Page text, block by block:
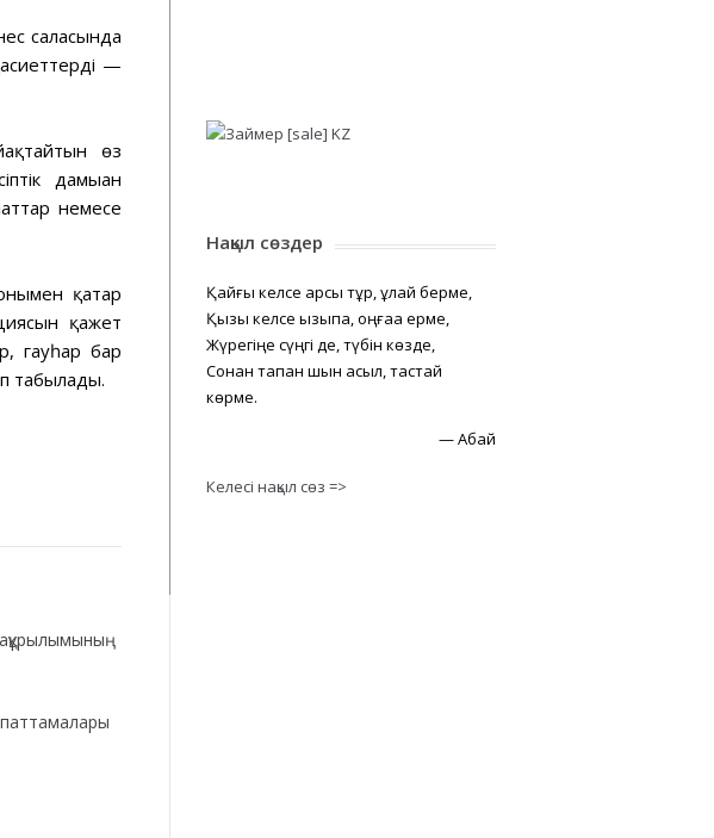
саласында
—
өз
дамыған
немесе
қатар
қажет
гауһар бар
табылады.
Нақыл сөздер
Қайғы келсе қарсы тұр, құлай берме,
Қызық келсе қызықпа, оңғаққа ерме,
Жүрегіңе сүңгі де, түбін көзде,
Сонан тапқан шын асыл, тастай
көрме.
—Абай
Келесі нақыл сөз =>